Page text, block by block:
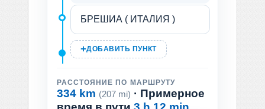
ДОБАВИТЬ ПУНКТ
РАССТОЯНИЕ ПО МАРШРУТУ
334 km (207 mi) · Примерное